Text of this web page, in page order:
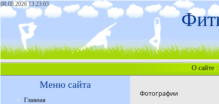
08.08.2026 13:23:03
О сайте
Меню сайта
Главная
Фотографии